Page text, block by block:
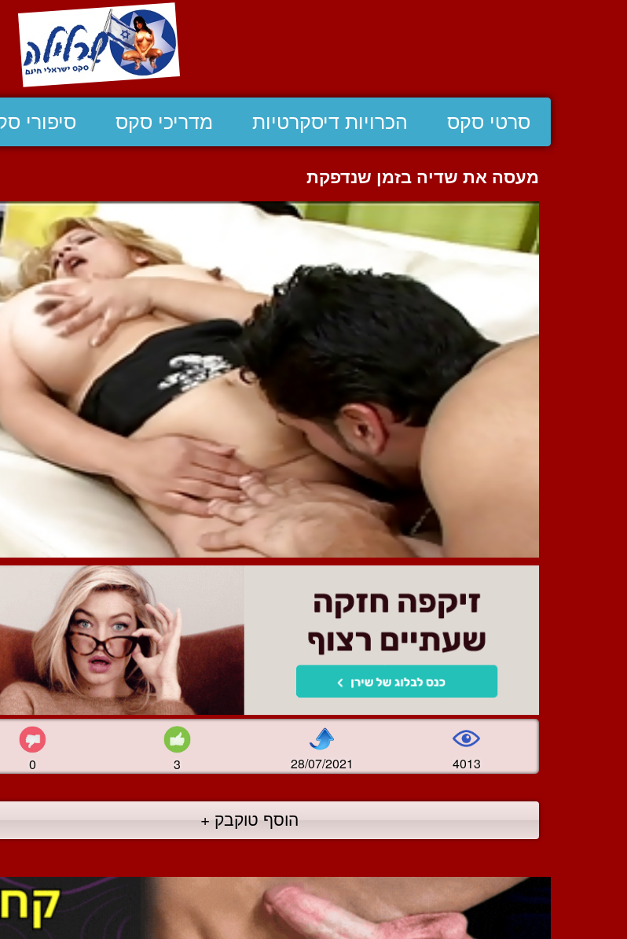
סרטי סקס הכרויות דיסקרטיות מדריכי סקס סיפורי
מעסה את שדיה בזמן שנדפקת
0 3 28/07/2021 4013
הוסף טוקבק +